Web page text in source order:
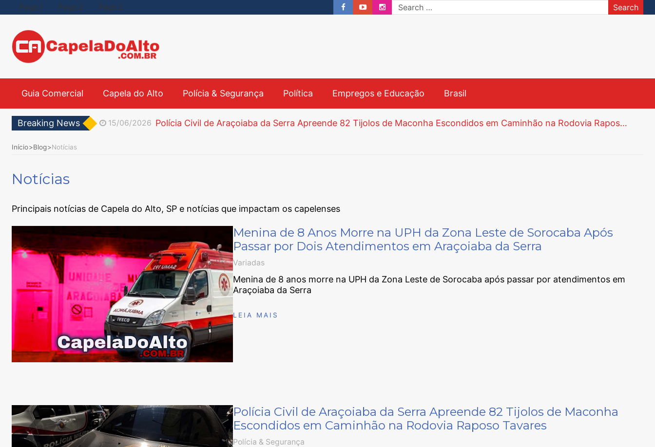
Page 1 Page 2 Page 3 Search
Guia Comercial Capela do Alto Polícia & Segurança Política Empregos e Educação Brasil
Breaking News 15/06/2026 Polícia Civil de Araçoiaba da Serra Apreende 82 Tijolos de Maconha Escondidos em Caminhão na Rodovia Raposo Tavares
Início Blog Notícias
Notícias
Principais notícias de Capela do Alto, SP e notícias que impactam os capelenses
Menina de 8 Anos Morre na UPH da Zona Leste de Sorocaba Após
Passar por Dois Atendimentos em Araçoiaba da Serra
Variadas
Menina de 8 anos morre na UPH da Zona Leste de Sorocaba após passar por atendimentos em
Araçoiaba da Serra
LEIA MAIS
Polícia Civil de Araçoiaba da Serra Apreende 82 Tijolos de Maconha
Escondidos em Caminhão na Rodovia Raposo Tavares
Polícia & Segurança